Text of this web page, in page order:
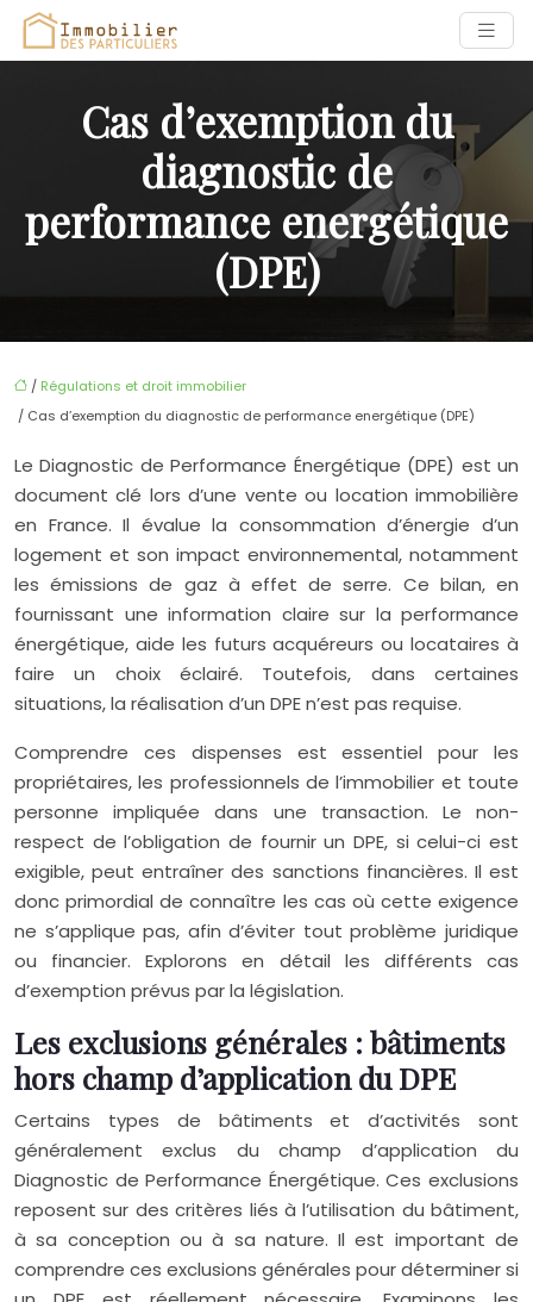
Cas d’exemption du
diagnostic de
performance energétique
(DPE)
/ Régulations et droit immobilier
/ Cas d’exemption du diagnostic de performance energétique (DPE)
Le Diagnostic de Performance Énergétique (DPE) est un
document clé lors d’une vente ou location immobilière
en France. Il évalue la consommation d’énergie d’un
logement et son impact environnemental, notamment
les émissions de gaz à effet de serre. Ce bilan, en
fournissant une information claire sur la performance
énergétique, aide les futurs acquéreurs ou locataires à
faire un choix éclairé. Toutefois, dans certaines
situations, la réalisation d’un DPE n’est pas requise.
Comprendre ces dispenses est essentiel pour les
propriétaires, les professionnels de l’immobilier et toute
personne impliquée dans une transaction. Le non-
respect de l’obligation de fournir un DPE, si celui-ci est
exigible, peut entraîner des sanctions financières. Il est
donc primordial de connaître les cas où cette exigence
ne s’applique pas, afin d’éviter tout problème juridique
ou financier. Explorons en détail les différents cas
d’exemption prévus par la législation.
Les exclusions générales : bâtiments
hors champ d’application du DPE
Certains types de bâtiments et d’activités sont
généralement exclus du champ d’application du
Diagnostic de Performance Énergétique. Ces exclusions
reposent sur des critères liés à l’utilisation du bâtiment,
à sa conception ou à sa nature. Il est important de
comprendre ces exclusions générales pour déterminer si